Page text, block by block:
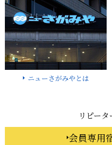
ニューさがみやとは
リピー
会員専用